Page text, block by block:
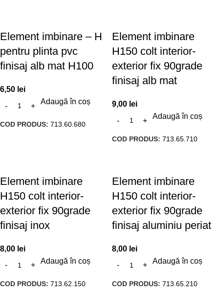
Element imbinare – H
pentru plinta pvc
finisaj alb mat H100
6,50 lei
Adaugă în coș
COD PRODUS: 713.60.680
Element imbinare
H150 colt interior-
exterior fix 90grade
finisaj alb mat
9,00 lei
Adaugă în coș
COD PRODUS: 713.65.710
Element imbinare
H150 colt interior-
exterior fix 90grade
finisaj inox
8,00 lei
Adaugă în coș
COD PRODUS: 713.62.150
Element imbinare
H150 colt interior-
exterior fix 90grade
finisaj aluminiu periat
8,00 lei
Adaugă în coș
COD PRODUS: 713.65.210